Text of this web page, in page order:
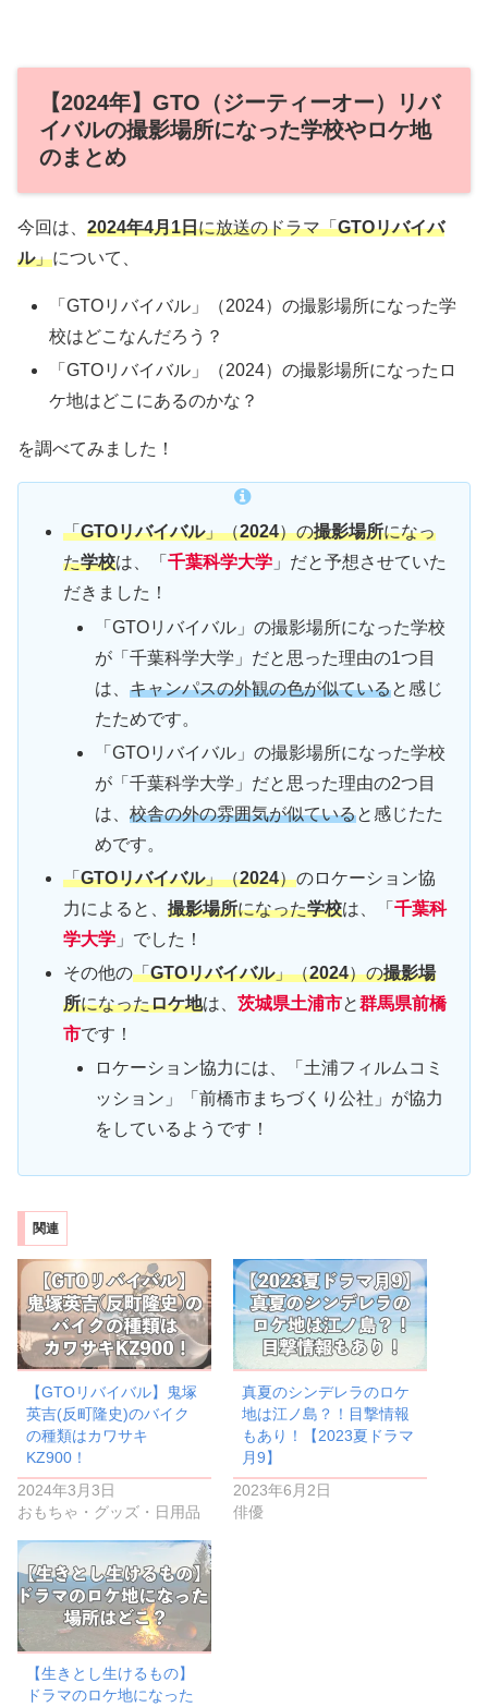
【2024年】GTO（ジーティーオー）リバ
イバルの撮影場所になった学校やロケ地
のまとめ
今回は、 2024年4月1日に放送のドラマ「GTOリバイバ
ル」について、
「GTOリバイバル」（2024）の撮影場所になった学
校はどこなんだろう？
「GTOリバイバル」（2024）の撮影場所になったロ
ケ地はどこにあるのかな？
を調べてみました！
「GTOリバイバル」（2024）の撮影場所になっ
た学校は、「千葉科学大学 」だと予想させていた
だきました！
「GTOリバイバル」の撮影場所になった学校
が「千葉科学大学」だと思った理由の1つ目
は、キャンパスの外観の色が似ていると感じ
たためです。
「GTOリバイバル」の撮影場所になった学校
が「千葉科学大学」だと思った理由の2つ目
は、校舎の外の雰囲気が似ていると感じたた
めです。
「GTOリバイバル」（2024）のロケーション協
力によると、撮影場所になった学校は、「千葉科
学大学 」でした！
その他の「GTOリバイバル」（2024）の撮影場
所になったロケ地は、茨城県土浦市と群馬県前橋
市です！
ロケーション協力には、「土浦フィルムコミ
ッション」「前橋市まちづくり公社」が協力
をしているようです！
関連
【GTOリバイバル】鬼塚
英吉(反町隆史)のバイク
の種類はカワサキ
KZ900！
2024年3月3日
おもちゃ・グッズ・日用品
真夏のシンデレラのロケ
地は江ノ島？！目撃情報
もあり！【2023夏ドラマ
月9】
2023年6月2日
俳優
【生きとし生けるもの】
ドラマのロケ地になった